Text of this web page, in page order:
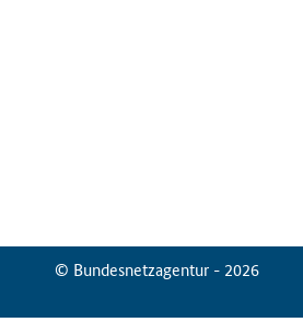
© Bundesnetzagentur - 2026